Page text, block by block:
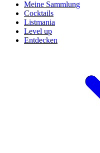
Meine Sammlung
Cocktails
Listmania
Level up
Entdecken